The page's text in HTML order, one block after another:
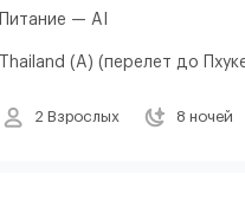
Питание — AI
Thailand (A) (перелет до
2 Взрослых 8 ночей